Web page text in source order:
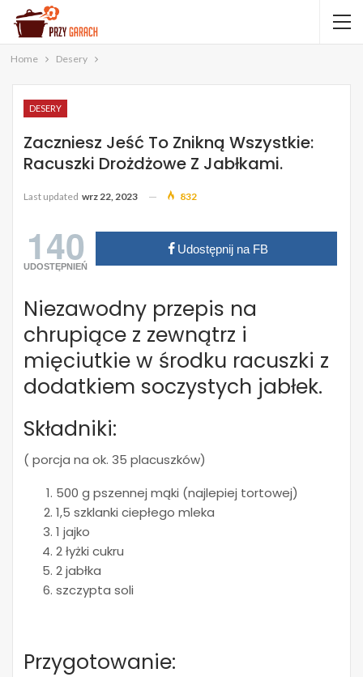
Home Desery
DESERY
Zaczniesz Jeść To Znikną Wszystkie:
Racuszki Drożdżowe Z Jabłkami.
Last updated wrz 22, 2023 832
140
UDOSTĘPNIEŃ
Udostępnij na FB
Niezawodny przepis na
chrupiące z zewnątrz i
mięciutkie w środku racuszki z
dodatkiem soczystych jabłek.
Składniki:
( porcja na ok. 35 placuszków)
500 g pszennej mąki (najlepiej tortowej)
1,5 szklanki ciepłego mleka
1 jajko
2 łyżki cukru
2 jabłka
szczypta soli
Przygotowanie: